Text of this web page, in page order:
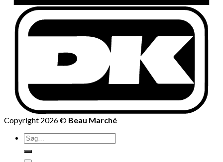
Copyright 2026 © Beau Marché
Søg
efter: